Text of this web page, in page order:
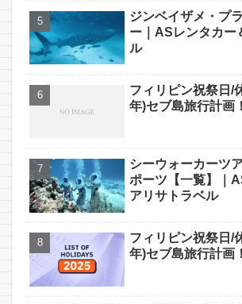
ジンベイザメ・プ
ー｜ASレンタカー
ル
フィリピン祝祭日/
年)セブ島旅行計画！
シーウォーカーツ
ポーツ【一覧】｜
アリサトラベル
フィリピン祝祭日/
年)セブ島旅行計画！